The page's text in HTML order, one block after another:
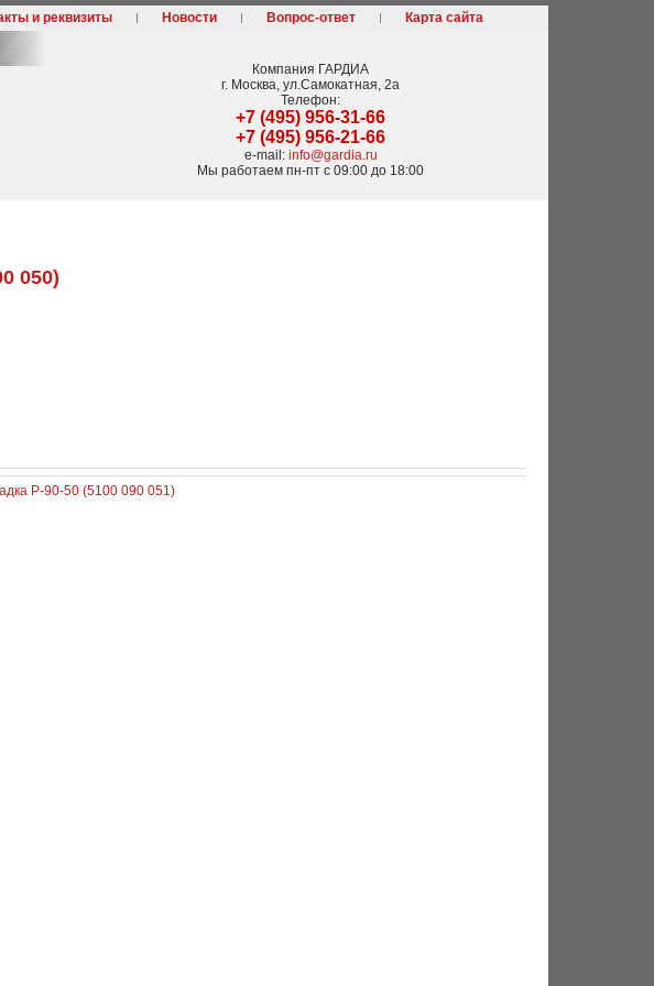
и реквизиты Новости Вопрос-ответ Карта сайта
Компания ГАРДИА
г. Москва, ул.Самокатная, 2а
Телефон:
+7 (495) 956-31-66
+7 (495) 956-21-66
e-mail: info@gardia.ru
Мы работаем пн-пт с 09:00 до 18:00
050)
P-90-50 (5100 090 051)